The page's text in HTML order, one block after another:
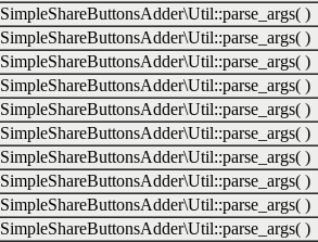
SimpleShareButtonsAdder\Util::parse_args( )
SimpleShareButtonsAdder\Util::parse_args( )
SimpleShareButtonsAdder\Util::parse_args( )
SimpleShareButtonsAdder\Util::parse_args( )
SimpleShareButtonsAdder\Util::parse_args( )
SimpleShareButtonsAdder\Util::parse_args( )
SimpleShareButtonsAdder\Util::parse_args( )
SimpleShareButtonsAdder\Util::parse_args( )
SimpleShareButtonsAdder\Util::parse_args( )
SimpleShareButtonsAdder\Util::parse_args( )